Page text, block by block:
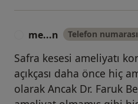
me...n Telefon
Safra kesesi ameliyatı
açıkçası daha önce hiç
olarak Ancak Dr. Faruk